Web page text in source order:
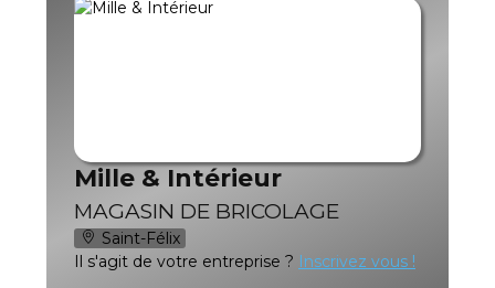
Mille & Intérieur
MAGASIN DE BRICOLAGE
Saint-Félix
Il s'agit de votre entreprise ? Inscrivez vous !